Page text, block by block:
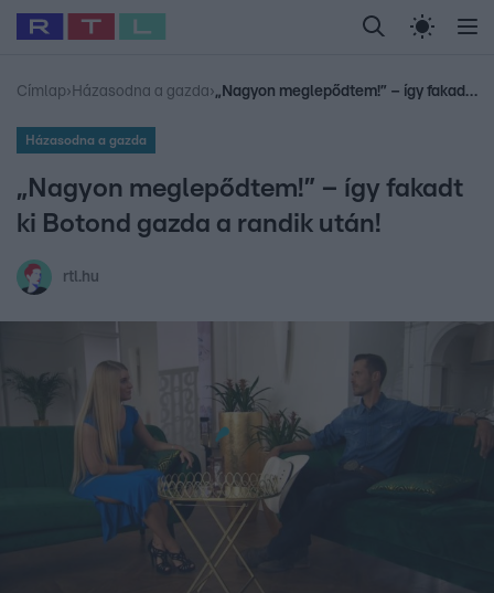
Legfrissebb RTL Híradó Randi Celeb vagyok,
Babits Marcella Most Wanted Gallusz
Címlap› Házasodna a gazda› „Nagyon meglepődtem!” – így fakadt ki Botond gazda a randik után!
Házasodna a gazda
„Nagyon meglepődtem!” – így fakadt
ki Botond gazda a randik után!
rtl.hu